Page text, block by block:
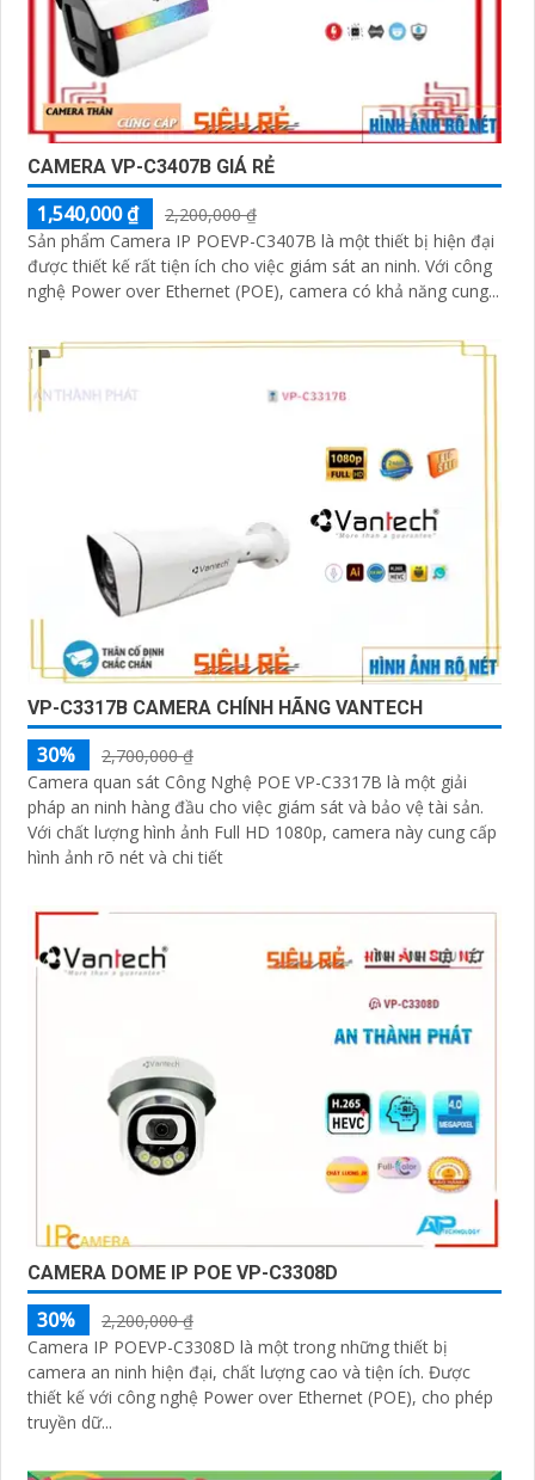
CAMERA VP-C3407B GIÁ RẺ
1,540,000 ₫
2,200,000 ₫
Sản phẩm Camera IP POEVP-C3407B là một thiết bị hiện đại
được thiết kế rất tiện ích cho việc giám sát an ninh. Với công
nghệ Power over Ethernet (POE), camera có khả năng cung...
VP-C3317B CAMERA CHÍNH HÃNG VANTECH
30%
2,700,000 ₫
Camera quan sát Công Nghệ POE VP-C3317B là một giải
pháp an ninh hàng đầu cho việc giám sát và bảo vệ tài sản.
Với chất lượng hình ảnh Full HD 1080p, camera này cung cấp
hình ảnh rõ nét và chi tiết
CAMERA DOME IP POE VP-C3308D
30%
2,200,000 ₫
Camera IP POEVP-C3308D là một trong những thiết bị
camera an ninh hiện đại, chất lượng cao và tiện ích. Được
thiết kế với công nghệ Power over Ethernet (POE), cho phép
truyền dữ...